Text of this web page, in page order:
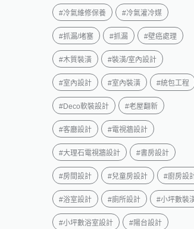
#冷氣維修保養 #冷氣灌冷媒
#抓漏/堵塞 #抓漏 #壁癌處理
#木質裝潢 #裝潢/室內設計
#室內設計 #室內裝潢 #統包工程
#Deco軟裝設計 #老屋翻新
#客廳設計 #電視牆設計
#大理石電視牆設計 #書房設計
#房間設計 #兒童房設計 #廚房設
#浴室設計 #廁所設計 #小坪數裝
#小坪數浴室設計 #陽台設計